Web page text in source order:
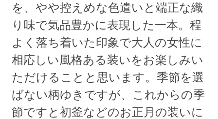
を、やや控えめな色遣いと端正な織
り味で気品豊かに表現した一本。程
よく落ち着いた印象で大人の女性に
相応しい風格ある装いをお楽しみい
ただけることと思います。季節を選
ばない柄ゆきですが、これからの季
節ですと初釜などのお正月の装いに